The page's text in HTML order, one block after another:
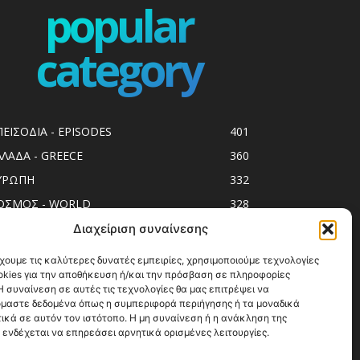
Διαχείριση συναίνεσης
τις καλύτερες δυνατές εμπειρίες, χρησιμοποιούμε τεχνολογίες
για την αποθήκευση ή/και την πρόσβαση σε πληροφορίες
σε αυτές τις τεχνολογίες θα μας επιτρέψει να
δεδομένα όπως η συμπεριφορά περιήγησης ή τα μοναδικά
σε αυτόν τον ιστότοπο. Η μη συναίνεση ή η ανάκληση της
να επηρεάσει αρνητικά ορισμένες λειτουργίες.
popular
category
- EPISODES
401
- GREECE
360
332
- WORLD
328
spots
293
Release
250
246
ΟΔΗΓΟΙ
215